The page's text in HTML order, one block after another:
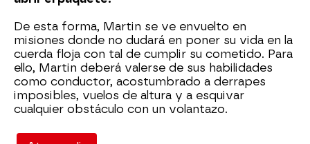
De esta forma, Martin se ve envuelto en
misiones donde no dudará en poner su vida en la
cuerda floja con tal de cumplir su cometido. Para
ello, Martin deberá valerse de sus habilidades
como conductor, acostumbrado a derrapes
imposibles, vuelos de altura y a esquivar
cualquier obstáculo con un volantazo.